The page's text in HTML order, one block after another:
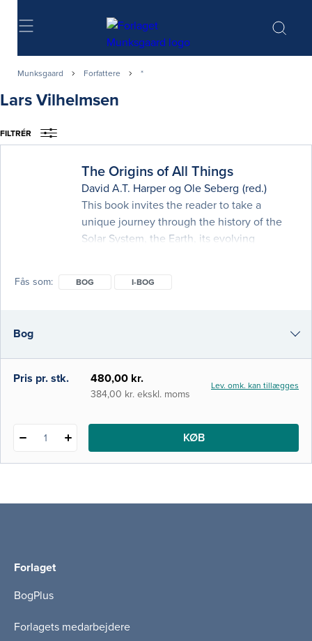
Søg
Munksgaard Forfattere *
Lars Vilhelmsen
FILTRÉR
The Origins of All Things
David A.T. Harper og Ole Seberg (red.)
This book invites the reader to take a
unique journey through the history of the
Solar System, the Earth, its evolving
stimulate the reader’s sense of wonder and
humans, developed and evolved, and some
of t
Fås som BOG I-BOG
Bog
i-bog
Pris pr. stk. 480,00 kr.
384,00 kr. ekskl. moms
Lev. omk. kan tillægges
1 KØB
Forlaget
BogPlus
Forlagets medarbejdere